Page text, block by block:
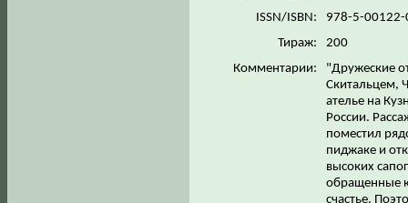
ISSN/ISBN:
978-5-
Тираж:
200
Комментарии:
"Дружеские
Скитальцем,
ателье на
России.
поместил
пиджаке и
высоких
обращенные
счастье.